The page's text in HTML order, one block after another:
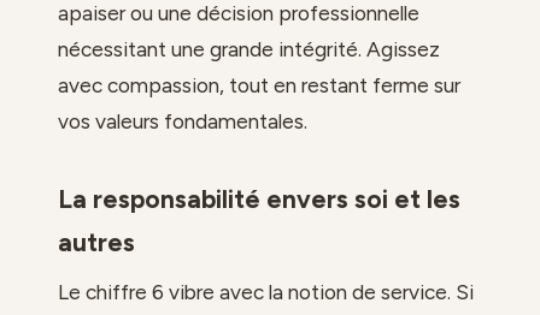
apaiser ou une décision professionnelle
nécessitant une grande intégrité. Agissez
avec compassion, tout en restant ferme sur
vos valeurs fondamentales.
La responsabilité envers soi et les
autres
Le chiffre 6 vibre avec la notion de service. Si